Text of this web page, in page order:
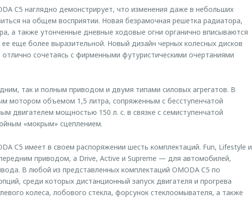
C5 наглядно демонстрирует, что изменения даже в небольших
на общем восприятии. Новая безрамочная решетка радиатора,
а также утонченные дневные ходовые огни органично вписываются
еще более выразительной. Новый дизайн черных колесных дисков
сочетаясь с фирменными футуристическими очертаниями
так и полным приводом и двумя типами силовых агрегатов. В
мотором объемом 1,5 литра, сопряженным с бесступенчатой
двигателем мощностью 150 л. с. в связке с семиступенчатой
«мокрым» сцеплением.
C5 имеет в своем распоряжении шесть комплектаций. Fun, Lifestyle и
приводом, а Drive, Active и Supreme — для автомобилей,
В любой из представленных комплектаций OMODA C5 по
среди которых дистанционный запуск двигателя и прогрева
колеса, лобового стекла, форсунок стеклоомывателя, а также